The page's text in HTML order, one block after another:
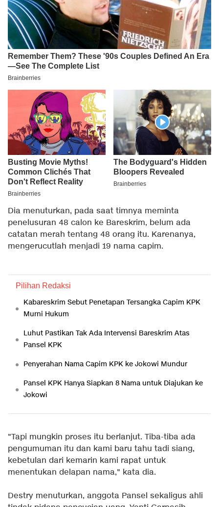
Dia menuturkan, pada saat timnya meminta
penelusuran 48 calon ke Bareskrim, belum ada
catatan merah tentang 48 orang itu. Karenanya,
mengerucutlah menjadi 19 nama capim.
Pilihan Redaksi
Kabareskrim Sebut Penetapan Tersangka Capim KPK
Murni Hukum
Luhut Pastikan Tak Ada Intervensi Bareskrim Atas
Pansel KPK
Penyerahan Nama Capim KPK ke Jokowi Mundur
Pansel KPK Hanya Siapkan 8 Nama untuk Diajukan ke
Jokowi
"Tapi mungkin proses itu berlanjut. Tiba-tiba ada
pengumuman itu dan kami baru tahu tadi siang,
kebetulan dari kemarin kami rapat untuk
menentukan delapan nama," kata dia.
Destry menuturkan, anggota Pansel sekaligus ahli